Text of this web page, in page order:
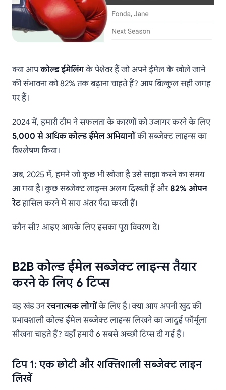
क्या आपकोल्ड ईमेलिंगके पेशेवर हैं जो अपने ईमेल के खोले जाने
की संभावना को 82% तक बढ़ाना चाहते हैं? आप बिल्कुल सही जगह
पर हैं।
2024 में, हमारी टीम ने सफलता के कारणों को उजागर करने के लिए
5,000 से अधिक कोल्ड ईमेल अभियानोंकी सब्जेक्ट लाइन्स का
विश्लेषण किया।
अब, 2025 में, हमने जो कुछ भी खोजा है उसे साझा करने का समय
आ गया है। कुछ सब्जेक्ट लाइन्स अलग दिखती हैं और 82% ओपन
रेटहासिल करने में सारा अंतर पैदा करती हैं।
कौन सी? आइए आपके लिए इसका पूरा विवरण दें।
B2B कोल्ड ईमेल सब्जेक्ट लाइन्स तैयार
करने के लिए 6 टिप्स
यह खंड उनरचनात्मक लोगोंके लिए है। क्या आप अपनी खुद की
प्रभावशाली कोल्ड ईमेल सब्जेक्ट लाइन्स लिखने का जादुई फॉर्मूला
सीखना चाहते हैं? यहाँ हमारी 6 सबसे अच्छी टिप्स दी गई हैं।
टिप 1: एक छोटी और शक्तिशाली सब्जेक्ट लाइन
लिखें